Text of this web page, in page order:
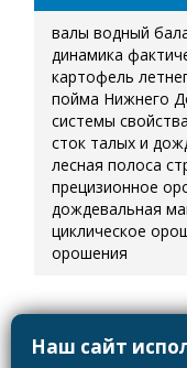
валы водный
динамика
картофель
пойма Нижнего
системы
сток талых и
лесная полоса
прецизионное
дождевальная
циклическое
орошения
Партнеры
Наш сайт